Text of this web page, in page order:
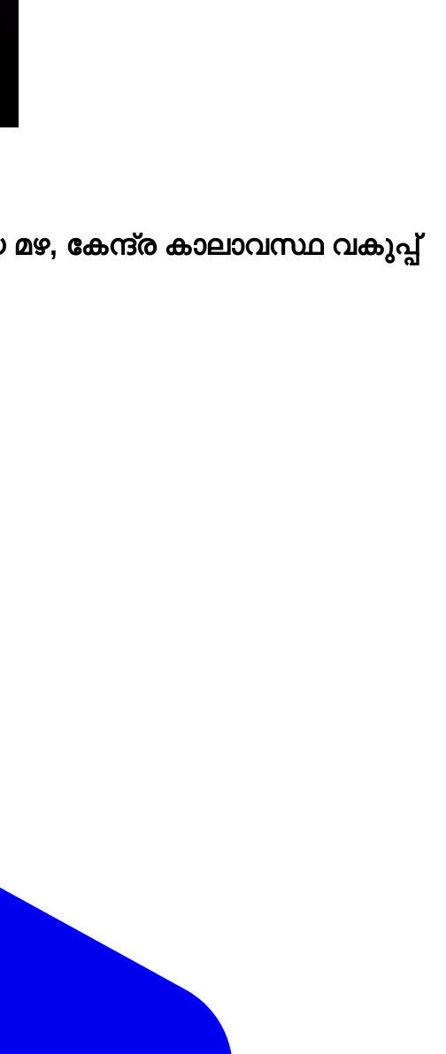
കേന്ദ്ര കാലാവസ്ഥ വകുപ്പ്